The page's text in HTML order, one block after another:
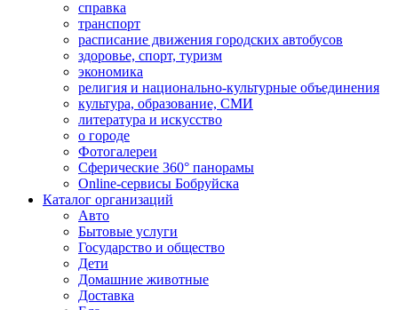
справка
транспорт
расписание движения городских автобусов
здоровье, спорт, туризм
экономика
религия и национально-культурные объединения
культура, образование, СМИ
литература и искусство
о городе
Фотогалереи
Сферические 360° панорамы
Online-сервисы Бобруйска
Каталог организаций
Авто
Бытовые услуги
Государство и общество
Дети
Домашние животные
Доставка